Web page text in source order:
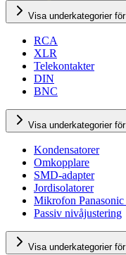
Visa underkategorier
RCA
XLR
Telekontakter
DIN
BNC
Visa underkategorier
Kondensatorer
Omkopplare
SMD-adapter
Jordisolatorer
Mikrofon
Passiv nivåjustering
Visa underkategorier